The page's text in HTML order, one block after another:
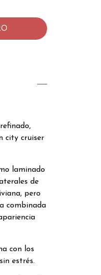
city cruiser
laminado
de
pero
combinada
con los
estrés.